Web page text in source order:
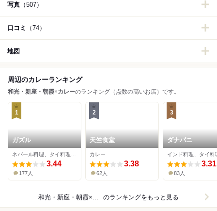
写真 （507）
口コミ （74）
地図
周辺のカレーランキング
和光・新座・朝霞×カレーのランキング（点数の高いお店）です。
1
ガズル
3.44
177人
2
天竺食堂
カレー
3.38
62人
3
ダナパニ
3.31
83人
のランキングをもっと見る